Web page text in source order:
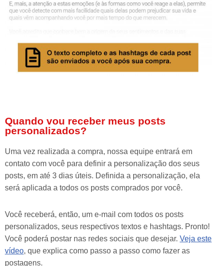
Quando vou receber meus posts
personalizados?
Uma vez realizada a compra, nossa equipe entrará em
contato com você para definir a personalização dos seus
posts, em até 3 dias úteis. Definida a personalização, ela
será aplicada a todos os posts comprados por você.
Você receberá, então, um e-mail com todos os posts
personalizados, seus respectivos textos e hashtags. Pronto!
Você poderá postar nas redes sociais que desejar. Veja este
vídeo, que explica como passo a passo como fazer as
postagens.